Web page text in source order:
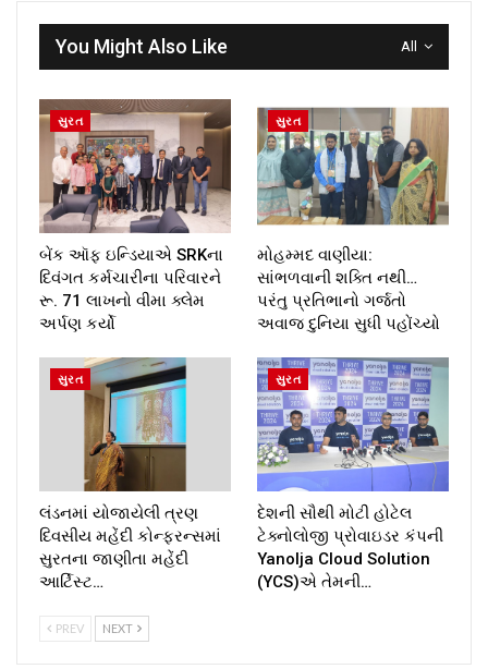
All
You Might Also Like
સુરત
બેંક ઑફ ઇન્ડિયાએ SRKના
દિવંગત કર્મચારીના પરિવારને
રૂ. 71 લાખનો વીમા ક્લેમ
અર્પણ કર્યો
સુરત
મોહમ્મદ વાણીયા:
સાંભળવાની શક્તિ નથી…
પરંતુ પ્રતિભાનો ગર્જતો
અવાજ દુનિયા સુધી પહોંચ્યો
સુરત
લંડનમાં યોજાયેલી ત્રણ
દિવસીય મહેંદી કોન્ફરન્સમાં
સુરતના જાણીતા મહેંદી
આર્ટિસ્ટ…
સુરત
દેશની સૌથી મોટી હોટેલ
ટેક્નોલોજી પ્રોવાઇડર કંપની
Yanolja Cloud Solution
(YCS)એ તેમની…
PREV NEXT